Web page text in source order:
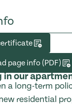
page info (PDF)
in our
a long-term
residential